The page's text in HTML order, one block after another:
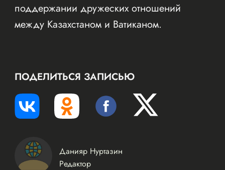
поддержании дружеских отношений
между Казахстаном и Ватиканом.
ПОДЕЛИТЬСЯ ЗАПИСЬЮ
Данияр Нуртазин
Редактор